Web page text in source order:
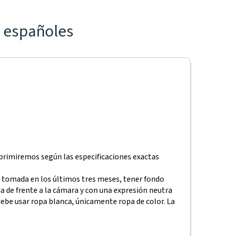
según las especificaciones exactas
en los últimos tres meses, tener fondo
frente a la cámara y con una expresión neutra
usar ropa blanca, únicamente ropa de color. La